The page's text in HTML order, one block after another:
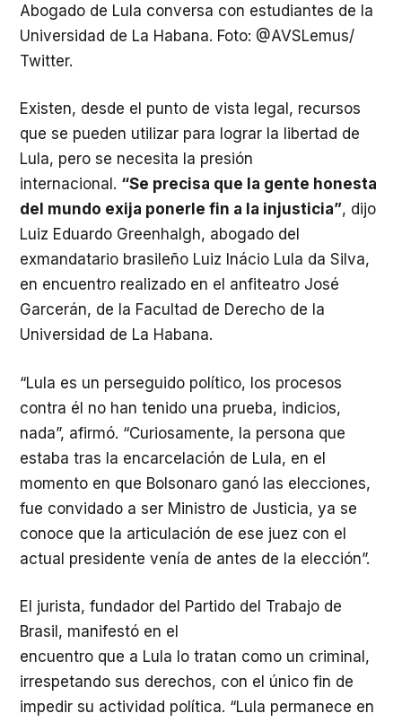
Abogado de Lula conversa con estudiantes de la
Universidad de La Habana. Foto: @AVSLemus/
Twitter.
Existen, desde el punto de vista legal, recursos
que se pueden utilizar para lograr la libertad de
Lula, pero se necesita la presión
internacional. “Se precisa que la gente honesta
del mundo exija ponerle fin a la injusticia”, dijo
Luiz Eduardo Greenhalgh, abogado del
exmandatario brasileño Luiz Inácio Lula da Silva,
en encuentro realizado en el anfiteatro José
Garcerán, de la Facultad de Derecho de la
Universidad de La Habana.
“Lula es un perseguido político, los procesos
contra él no han tenido una prueba, indicios,
nada”, afirmó. “Curiosamente, la persona que
estaba tras la encarcelación de Lula, en el
momento en que Bolsonaro ganó las elecciones,
fue convidado a ser Ministro de Justicia, ya se
conoce que la articulación de ese juez con el
actual presidente venía de antes de la elección”.
El jurista, fundador del Partido del Trabajo de
Brasil, manifestó en el
encuentro que a Lula lo tratan como un criminal,
irrespetando sus derechos, con el único fin de
impedir su actividad política. “Lula permanece en